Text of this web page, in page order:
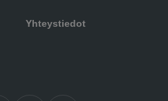
Yhteystiedot